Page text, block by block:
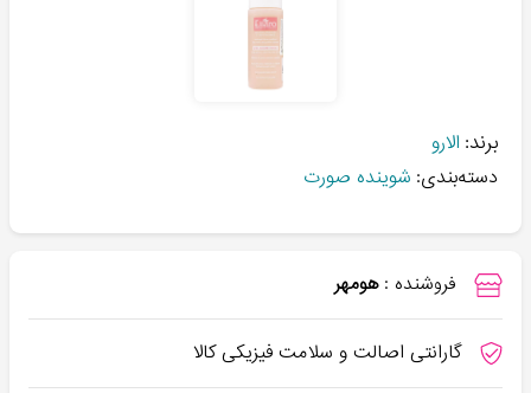
برند: الارو
دسته‌بندی: شوینده صورت
فروشنده : هومهر
گارانتی اصالت و سلامت فیزیکی کالا